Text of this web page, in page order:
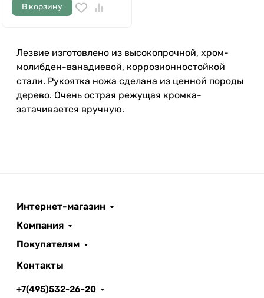
В корзину
Лезвие изготовлено из высокопрочной, хром-
молибден-ванадиевой, коррозионностойкой
стали. Рукоятка ножа сделана из ценной породы
дерево. Очень острая режущая кромка-
затачивается вручную.
Интернет-магазин
Компания
Покупателям
Контакты
+7(495)532-26-20